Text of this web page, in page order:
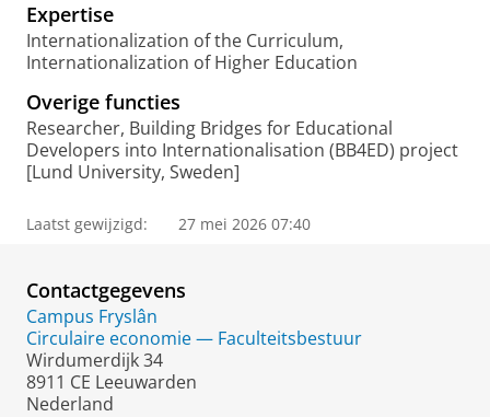
d
I
n
c
h
o
r
t
a
Expertise
Internationalization of the Curriculum,
Internationalization of Higher Education
Overige functies
Researcher, Building Bridges for Educational
Developers into Internationalisation (BB4ED) project
[Lund University, Sweden]
Laatst gewijzigd: 27 mei 2026 07:40
Contactgegevens
Campus Fryslân
Circulaire economie — Faculteitsbestuur
Wirdumerdijk 34
8911 CE Leeuwarden
Nederland